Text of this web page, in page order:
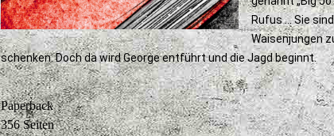
Rufus ... Sie
Waisenjungen
schenken. Doch da wird George entführt und die Jagd beginnt.
Paperback
356 Seiten